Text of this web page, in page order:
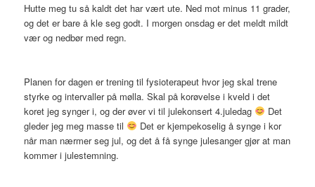
Hutte meg tu så kaldt det har vært ute. Ned mot minus 11 grader,
og det er bare å kle seg godt. I morgen onsdag er det meldt mildt
vær og nedbør med regn.
Planen for dagen er trening til fysioterapeut hvor jeg skal trene
styrke og intervaller på mølla. Skal på korøvelse i kveld i det
koret jeg synger i, og der øver vi til julekonsert 4.juledag
Det
gleder jeg meg masse til
Det er kjempekoselig å synge i kor
når man nærmer seg jul, og det å få synge julesanger gjør at man
kommer i julestemning.